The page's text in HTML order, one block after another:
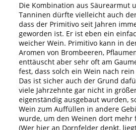
Die Kombination aus Säurearmut
Tanninen dürfte vielleicht auch
dass der Primitivo seit Jahren
geworden ist. Er ist eben ein
weicher Wein. Primitivo kann in
Aromen von Brombeeren,
enttäuscht aber sehr oft am
fest, dass solch ein Wein nach
Das ist sicher auch der Grund
viele Jahrzehnte gar nicht in
eigenständig ausgebaut wurden,
Wein zum Auffüllen in andere
wurde, um den Weinen dort mehr
(Wer hier an Dornfelder denkt,